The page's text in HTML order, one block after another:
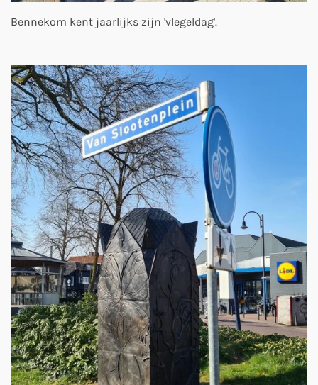
Bennekom kent jaarlijks zijn 'vlegeldag'.